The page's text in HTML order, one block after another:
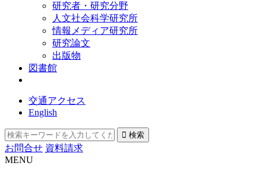
研究者・研究分野
人文社会科学研究所
情報メディア研究所
研究論文
出版物
図書館
交通アクセス
English
お問合せ 資料請求
MENU